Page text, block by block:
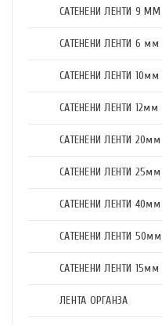
САТЕНЕНИ ЛЕНТИ 9 ММ
САТЕНЕНИ ЛЕНТИ 6 мм
САТЕНЕНИ ЛЕНТИ 10мм
САТЕНЕНИ ЛЕНТИ 12мм
САТЕНЕНИ ЛЕНТИ 20мм
САТЕНЕНИ ЛЕНТИ 25мм
САТЕНЕНИ ЛЕНТИ 40мм
САТЕНЕНИ ЛЕНТИ 50мм
САТЕНЕНИ ЛЕНТИ 15мм
ЛЕНТА ОРГАНЗА